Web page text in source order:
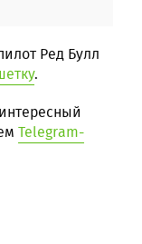
Ред Булл
.
Telegram-